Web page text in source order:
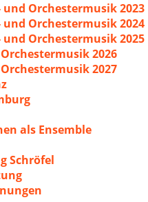
und Orchestermusik 2023
und Orchestermusik 2024
und Orchestermusik 2025
2026
2027
als Ensemble
Schröfel